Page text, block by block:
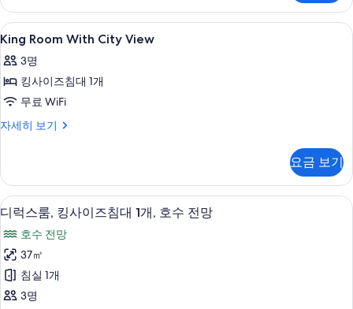
히
보
기
King
Room
With
City
View
사
두
보
기
고급 침구, 오리/거위털 이불, 필로우탑
5
King Room With City View
3명
킹사이즈침대 1개
무료 WiFi
자세히 보기
King
View
자
세
히
보
기
요금 보기
디
럭
스
룸,
킹
디럭스룸, 킹사이즈침대 1개, 호수 전
4
디럭스룸, 킹사이즈침대 1개, 호수 전망
호수 전망
37㎡
침실 1개
3명